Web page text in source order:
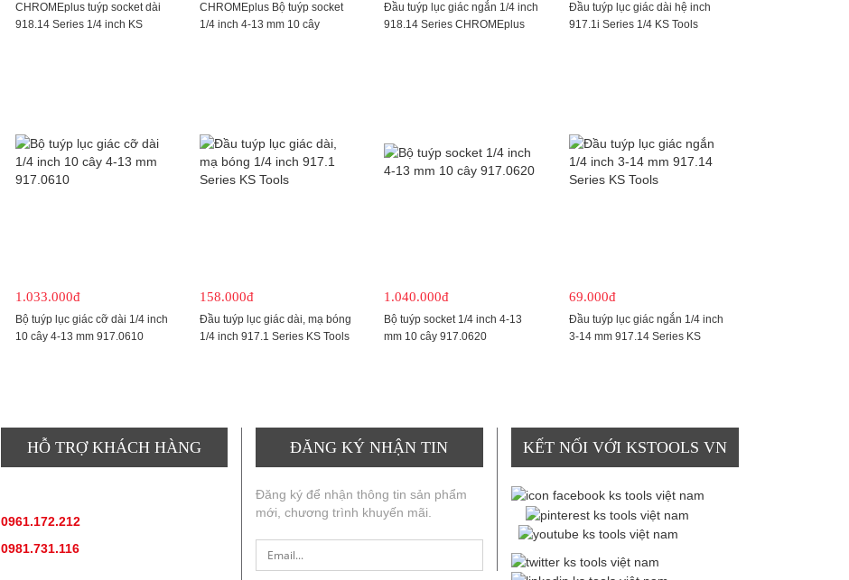
CHROMEplus tuýp socket dài
918.14 Series 1/4 inch KS
CHROMEplus Bộ tuýp socket
1/4 inch 4-13 mm 10 cây
Đầu tuýp lục giác ngắn 1/4 inch
918.14 Series CHROMEplus
Đầu tuýp lục giác dài hệ inch
917.1i Series 1/4 KS Tools
1.033.000đ
Bộ tuýp lục giác cỡ dài 1/4 inch
10 cây 4-13 mm 917.0610
158.000đ
Đầu tuýp lục giác dài, mạ bóng
1/4 inch 917.1 Series KS Tools
1.040.000đ
Bộ tuýp socket 1/4 inch 4-13
mm 10 cây 917.0620
69.000đ
Đầu tuýp lục giác ngắn 1/4 inch
3-14 mm 917.14 Series KS
HỖ TRỢ KHÁCH HÀNG
0961.172.212
0981.731.116
ĐĂNG KÝ NHẬN TIN
Đăng ký để nhận thông tin sản phẩm
mới, chương trình khuyến mãi.
KẾT NỐI VỚI KSTOOLS VN